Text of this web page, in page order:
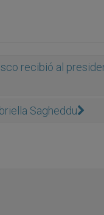
recibió al
Sagheddu